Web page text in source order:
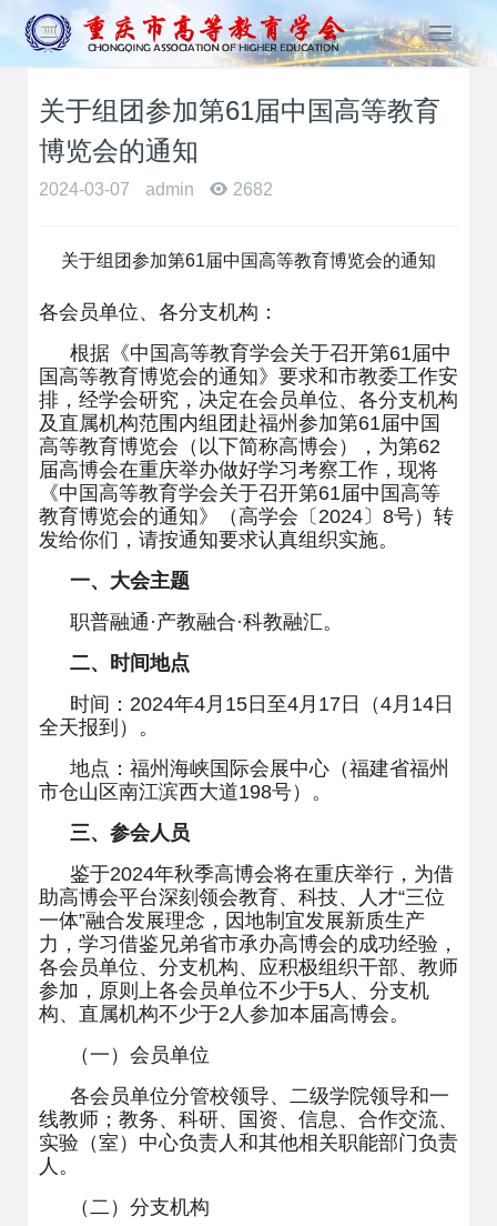
T
o
i
o
n
关于组团参加第61届中国高等教育
博览会的通知
2024-03-07 admin 2682
关于组团参加第61届中国高等教育博览会的通知
各会员单位、各分支机构：
根据《中国高等教育学会关于召开第61届中
国高等教育博览会的通知》要求和市教委工作安
排，经学会研究，决定在会员单位、各分支机构
及直属机构范围内组团赴福州参加第61届中国
高等教育博览会（以下简称高博会），为第62
届高博会在重庆举办做好学习考察工作，现将
《中国高等教育学会关于召开第61届中国高等
教育博览会的通知》（高学会〔 2024 〕 8号）转
发给你们，请按通知要求认真组织实施。
一、大会主题
职普融通 ·产教融合·科教融汇。
二、时间地点
时间： 2024年4月 15 日至4月 17 日（4月 14 日
全天报到）。
地点：福州海峡国际会展中心（福建省福州
市仓山区南江滨西大道198号）。
三、参会人员
鉴于2024年秋季高博会将在重庆举行，为借
助高博会平台深刻领会教育、科技、人才“三位
一体”融合发展理念，因地制宜发展新质生产
力，学习借鉴兄弟省市承办高博会的成功经验，
各会员单位、分支机构、应积极组织干部、教师
参加，原则上各会员单位不少于5人、分支机
构、直属机构不少于2人参加本届高博会。
（一）会员单位
各会员单位分管校领导、二级学院领导和一
线教师；教务、科研、国资、信息、合作交流、
实验（室）中心负责人和其他相关职能部门负责
人。
（二）分支机构